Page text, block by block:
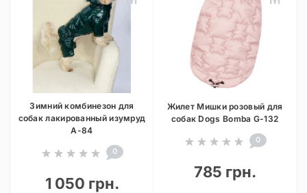
Зимний комбинезон для
собак лакированный изумруд
A-84
0
1 050 грн.
Жилет Мишки розовый для
собак Dogs Bomba G-132
0
785 грн.